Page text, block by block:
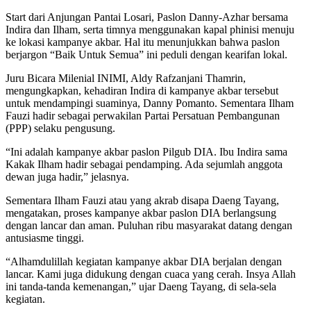
Start dari Anjungan Pantai Losari, Paslon Danny-Azhar bersama
Indira dan Ilham, serta timnya menggunakan kapal phinisi menuju
ke lokasi kampanye akbar. Hal itu menunjukkan bahwa paslon
berjargon “Baik Untuk Semua” ini peduli dengan kearifan lokal.
Juru Bicara Milenial INIMI, Aldy Rafzanjani Thamrin,
mengungkapkan, kehadiran Indira di kampanye akbar tersebut
untuk mendampingi suaminya, Danny Pomanto. Sementara Ilham
Fauzi hadir sebagai perwakilan Partai Persatuan Pembangunan
(PPP) selaku pengusung.
“Ini adalah kampanye akbar paslon Pilgub DIA. Ibu Indira sama
Kakak Ilham hadir sebagai pendamping. Ada sejumlah anggota
dewan juga hadir,” jelasnya.
Sementara Ilham Fauzi atau yang akrab disapa Daeng Tayang,
mengatakan, proses kampanye akbar paslon DIA berlangsung
dengan lancar dan aman. Puluhan ribu masyarakat datang dengan
antusiasme tinggi.
“Alhamdulillah kegiatan kampanye akbar DIA berjalan dengan
lancar. Kami juga didukung dengan cuaca yang cerah. Insya Allah
ini tanda-tanda kemenangan,” ujar Daeng Tayang, di sela-sela
kegiatan.